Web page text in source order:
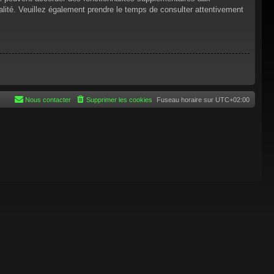
Veuillez également prendre le temps de consulter attentivement
Fuseau horaire sur UTC+02:00
Supprimer les cookies
Nous contacter